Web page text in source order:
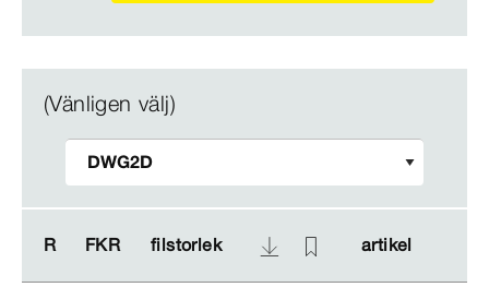
(Vänligen välj)
R FKR filstorlek artikel
R FKR filstorlek artikel